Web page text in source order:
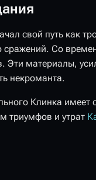
свой путь как
сражений. Со
Эти материалы,
некроманта.
Клинка
триумфов и утрат